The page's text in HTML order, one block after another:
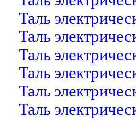
Таль
Таль
Таль
Таль
Таль
Таль